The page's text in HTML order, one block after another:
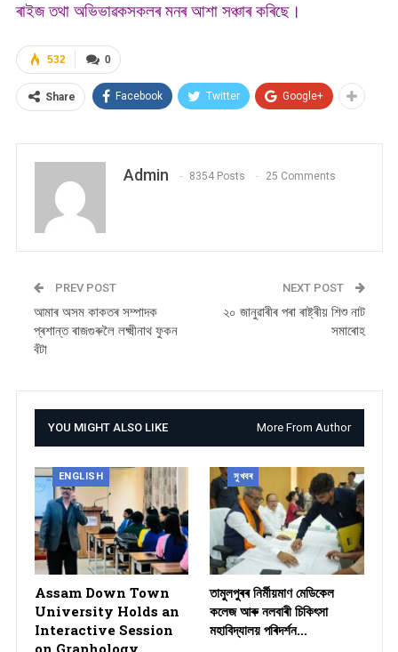
ৰাইজ তথা অভিভাৱকসকলৰ মনৰ আশা সঞ্চাৰ কৰিছে।
0
532
Share Facebook Twitter Google+
Admin 8354 Posts 25 Comments
PREV POST
আমাৰ অসম কাকতৰ সম্পাদক
প্ৰশান্ত ৰাজগুৰুলৈ লক্ষ্মীনাথ ফুকন
বঁটা
NEXT POST
২০ জানুৱাৰীৰ পৰা ৰাষ্ট্ৰীয় শিশু নাট
সমাৰোহ
YOU MIGHT ALSO LIKE More From Author
ENGLISH
Assam Down Town
University Holds an
Interactive Session
সুখবৰ
তামুলপুৰৰ নিৰ্মীয়মাণ মেডিকেল
কলেজ আৰু নলবাৰী চিকিৎসা
মহাবিদ্যালয় পৰিদৰ্শন…